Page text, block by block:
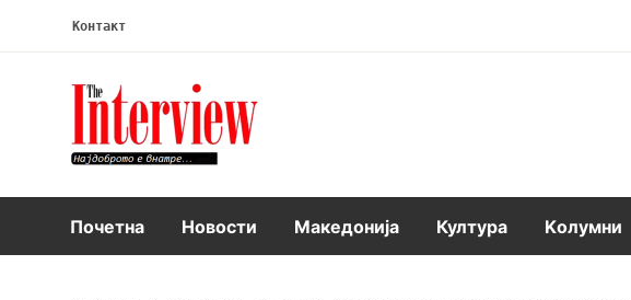
Контакт
Интервју
Почетна Новости Македонија Култура Kолумни